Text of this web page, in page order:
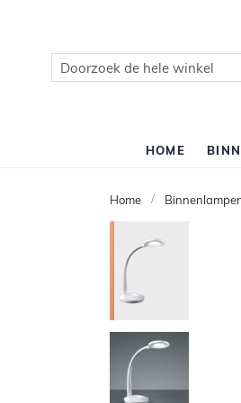
Zoek
HOME
Home
naar
het
einde
van
de
afbeeldingen-
gallerij